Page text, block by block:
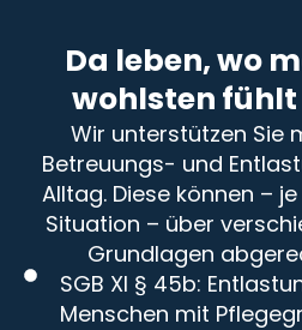
Da leben, wo
wohlsten fühlt
Wir unterstützen Sie
Betreuungs- und
Alltag. Diese können –
Situation – über
Grundlagen
SGB XI § 45b:
Menschen mit